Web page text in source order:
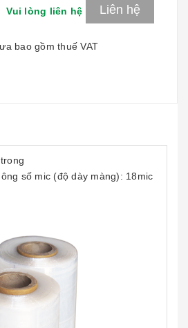
Vui lòng liên hệ Liên hệ
bao gồm thuế VAT
số mic (độ dày màng): 18mic